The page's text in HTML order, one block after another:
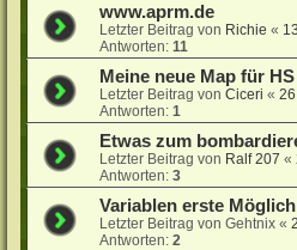
www.aprm.de
Letzter Beitrag von Richie «
Antworten:11
Meine neue Map für HS
Letzter Beitrag vonCiceri «
Antworten:1
Etwas zum
Letzter Beitrag von Ralf 207 «
Antworten:3
Variablen erste
Letzter Beitrag vonGehtnix «
Antworten:2